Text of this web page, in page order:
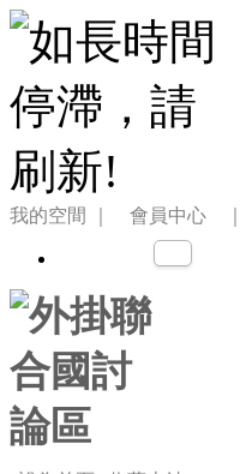
我的空間 ｜ 會員中心 ｜